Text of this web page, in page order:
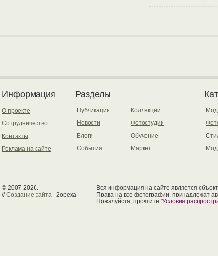
Информация
О проекте
Сотрудничество
Контакты
Реклама на сайте
Разделы
Публикации
Новости
Блоги
События
Коллекции
Фотостудии
Обучение
Маркет
© 2007-2026.
//Создание сайта - 2opexa
Вся информация на сайте является
Права на все фотографии, принадлежат
Пожалуйста, прочтите "Условия